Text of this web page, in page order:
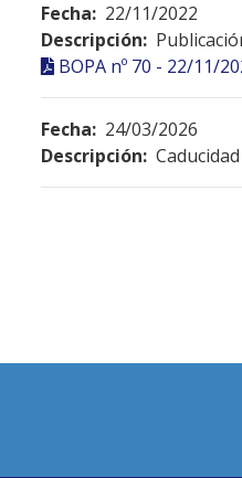
Fecha: 22/11/2022
Descripción:
BOPA nº 70 - 22/11/
Fecha: 24/03/2026
Descripción: